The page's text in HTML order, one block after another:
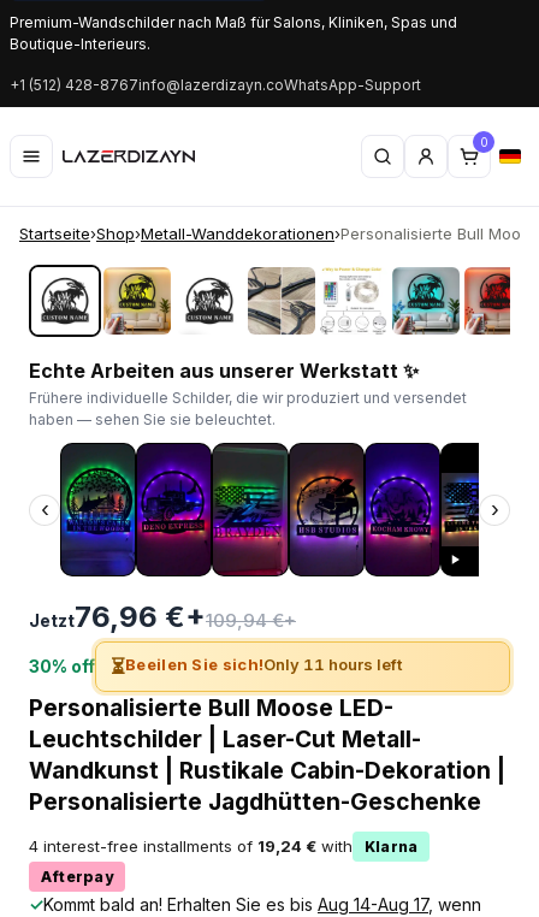
Premium-Wandschilder nach Maß für Salons, Kliniken, Spas und
Boutique-Interieurs.
+1 (512) 428-8767info@lazerdizayn.coWhatsApp-Support
0
Startseite›Shop›Metall-Wanddekorationen›Personalisierte Bull
‹ ›
Echte Arbeiten aus unserer Werkstatt ✨
Frühere individuelle Schilder, die wir produziert und versendet
haben — sehen Sie sie beleuchtet.
‹ ›
Jetzt76,96 €+109,94 €+
30% off ⏳Beeilen Sie sich!Only 11 hours left
Personalisierte Bull Moose LED-
Leuchtschilder | Laser-Cut Metall-
Wandkunst | Rustikale Cabin-Dekoration |
Personalisierte Jagdhütten-Geschenke
4 interest-free installments of 19,24 € with
Klarna
Afterpay
✓Kommt bald an! Erhalten Sie es bis Aug 14-Aug 17, wenn